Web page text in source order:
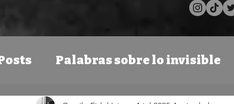
Palabras sobre lo invisible